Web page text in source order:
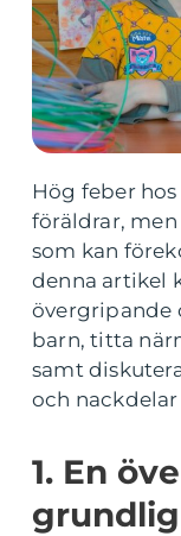
Hög feber
föräldrar,
som kan
denna artikel
övergripande
barn, titta
samt
och
1. En